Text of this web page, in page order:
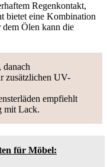
Regenkontakt,
bietet eine Kombination
dem Ölen kann die
danach
zusätzlichen UV-
empfiehlt
mit Lack.
für Möbel: